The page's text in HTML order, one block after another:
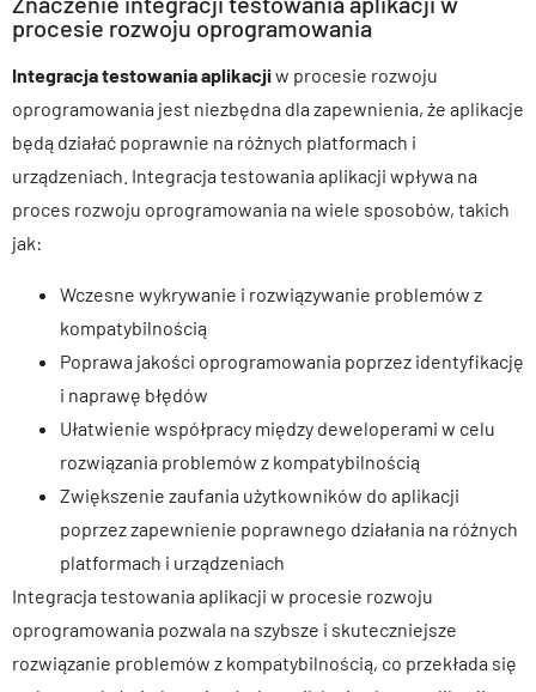
procesie rozwoju oprogramowania
Integracja testowania aplikacjiw procesie rozwoju
oprogramowania jest niezbędna dla zapewnienia, że aplikacje
będą działać poprawnie na różnych platformach i
urządzeniach. Integracja testowania aplikacji wpływa na
proces rozwoju oprogramowania na wiele sposobów, takich
jak:
Wczesne wykrywanie i rozwiązywanie problemów z
kompatybilnością
Poprawa jakości oprogramowania poprzez identyfikację
i naprawę błędów
Ułatwienie współpracy między deweloperami w celu
rozwiązania problemów z kompatybilnością
Zwiększenie zaufania użytkowników do aplikacji
poprzez zapewnienie poprawnego działania na różnych
platformach i urządzeniach
Integracja testowania aplikacji w procesie rozwoju
oprogramowania pozwala na szybsze i skuteczniejsze
rozwiązanie problemów z kompatybilnością, co przekłada się